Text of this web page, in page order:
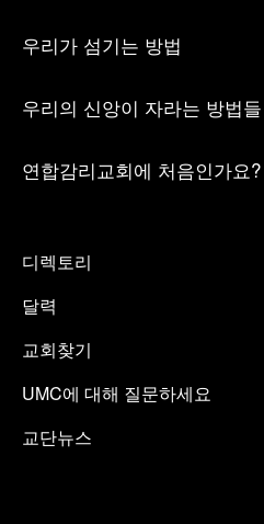
우리가 섬기는 방법
우리의 신앙이 자라는 방법들
연합감리교회에 처음인가요?
디렉토리
달력
교회찾기
UMC에 대해 질문하세요
교단뉴스